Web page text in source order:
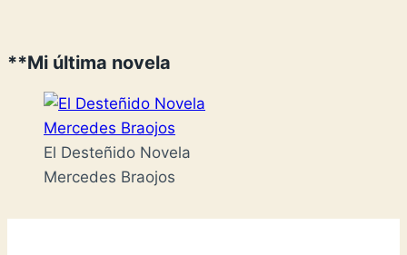
**Mi última novela
El Desteñido Novela
Mercedes Braojos